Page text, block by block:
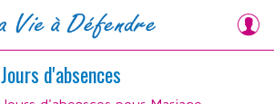
Jours d'absences